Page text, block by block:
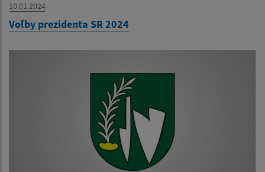
10.01.2024
Voľby prezidenta SR 2024